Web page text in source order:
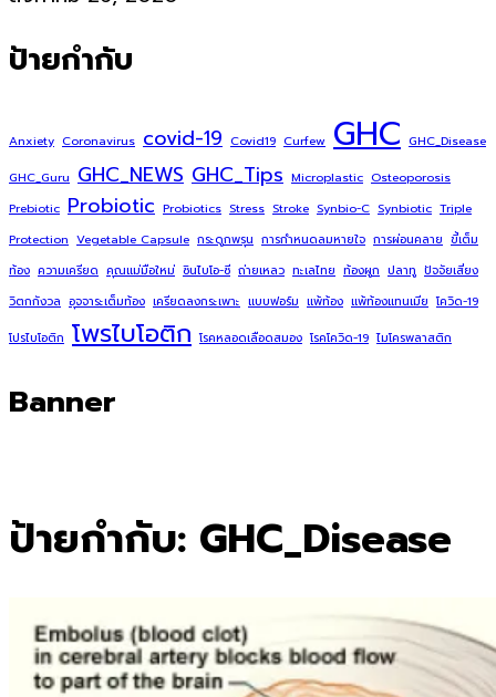
ป้ายกำกับ
Anxiety Coronavirus covid-19 Covid19 Curfew GHC GHC_Disease
GHC_Guru GHC_NEWS GHC_Tips Microplastic Osteoporosis
Prebiotic Probiotic Probiotics Stress Stroke Synbio-C Synbiotic Triple
Protection Vegetable Capsule กระดูกพรุน การกำหนดลมหายใจ การผ่อนคลาย ขี้เต็ม
ท้อง ความเครียด คุณแม่มือใหม่ ซินไบโอ-ซี ถ่ายเหลว ทะเลไทย ท้องผูก ปลาทู ปัจจัยเสี่ยง
วิตกกังวล อุจจาระเต็มท้อง เครียดลงกระเพาะ แบบฟอร์ม แพ้ท้อง แพ้ท้องแทนเมีย โควิด-19
โปรไบโอติก โพรไบโอติก โรคหลอดเลือดสมอง โรคโควิด-19 ไมโครพลาสติก
Banner
ป้ายกำกับ: GHC_Disease